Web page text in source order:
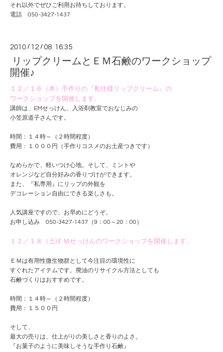
それ以外でぜひご利用お待ちしております。
電話 050-3427-1437
2010 / 12 /08 16:35
リップクリームとＥＭ石鹸のワークショップ
開催♪
１２／１６（木）手作りの『私仕様リップクリーム』の
ワークショップを開催します。
講師は、EMせっけん、入浴剤教室でおなじみの
小笠原道子さんです。
時間：１４時～（２時間程度）
費用：１０００円（手作りコスメのお土産つきです）
なめらかで、軽いつけ心地。そして、ミントや
オレンジなど自分好みの香りづけができます。
また、『私専用』にリップの外観を
デコレーション自由にできる楽しさも。
人気講座ですので、お早めにどうぞ。
お申し込み 050-3427-1437（9：00～20：00）
１２／１８（土)ＥＭせっけんのワークショップを開催します。
ＥＭは有用性微生物群として今注目の環境性に
すぐれたアイテムです。廃油のリサイクル方法としても
石鹸づくりはおすすめです。
時間：１４時～（２時間程度）
費用：１５００円
そして、
最大の売りは、仕上がりの美しさと香りのよさ。
『お菓子のように美味しそうな手作り石鹸』